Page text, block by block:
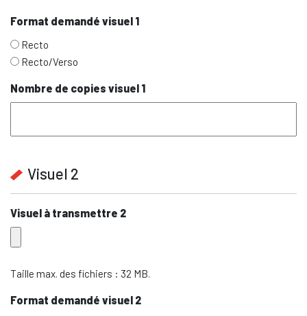
Format demandé visuel 1
Recto
Recto/Verso
Nombre de copies visuel 1
Visuel 2
Visuel à transmettre 2
Taille max. des fichiers : 32 MB.
Format demandé visuel 2